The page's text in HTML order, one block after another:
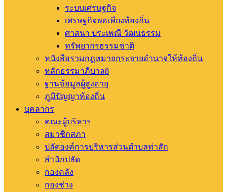
ระบบเศรษฐกิจ
เศรษฐกิจพอเพียงท้องถิ่น
ศาสนา ประเพณี วัฒนธรรม
ทรัพยากรธรรมชาติ
หนังสือรวมกฎหมายกระจายอำนาจให้ท้องถิ่น
หลักธรรมาภิบาล8
ฐานข้อมูลผู้สูงอายุ
ภูมิปัญญาท้องถิ่น
บุคลากร
คณะผู้บริหาร
สมาชิกสภา
ปลัดองค์การบริหารส่วนตำบลท่าสัก
สำนักปลัด
กองคลัง
กองช่าง